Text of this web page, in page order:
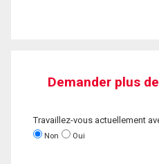
Demander plus
Travaillez-vous actuellement
Non Oui